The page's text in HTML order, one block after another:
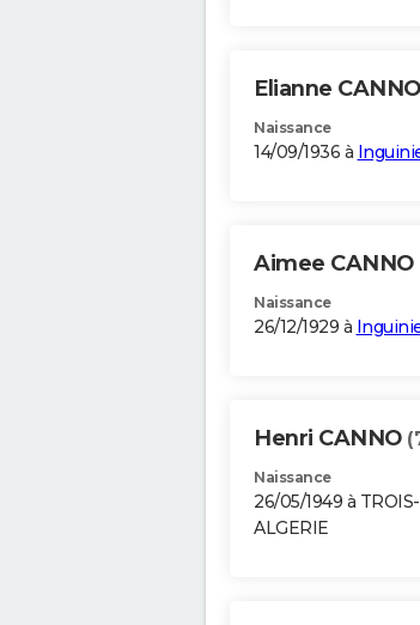
Elianne CANNO
Naissance
14/09/1936 à
Aimee CANNO
Naissance
26/12/1929 à
Henri CANNO
Naissance
26/05/1949 à
ALGERIE